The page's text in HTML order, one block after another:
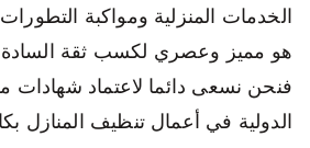
الخدمات المنزلية ومواكبة
هو مميز وعصري لكسب ثقة السادة
فنحن نسعى دائما لاعتماد شهادات
الدولية في أعمال تنظيف المنازل